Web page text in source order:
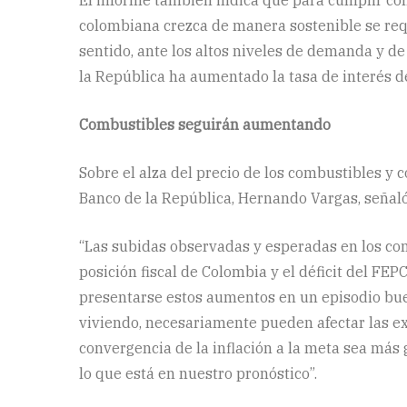
colombiana crezca de manera sostenible se
sentido, ante los altos niveles de demanda y
la República ha aumentado la tasa de interés
Combustibles seguirán aumentando
Sobre el alza del precio de los combustibles y
Banco de la República, Hernando Vargas,
“Las subidas observadas y esperadas en los
posición fiscal de Colombia y el déficit del
presentarse estos aumentos en un episodio
viviendo, necesariamente pueden afectar las
convergencia de la inflación a la meta sea
lo que está en nuestro pronóstico”.